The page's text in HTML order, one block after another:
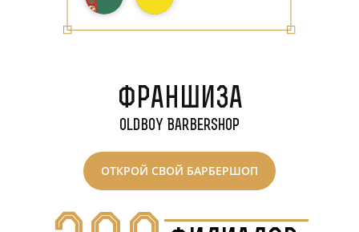
Франшиза
Oldboy Barbershop
ОТКРОЙ СВОЙ БАРБЕРШОП